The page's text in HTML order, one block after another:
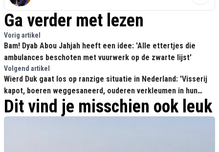
Ga verder met lezen
Vorig artikel
Bam! Dyab Abou Jahjah heeft een idee: 'Alle ettertjes die
ambulances beschoten met vuurwerk op de zwarte lijst'
Volgend artikel
Wierd Duk gaat los op ranzige situatie in Nederland: 'Visserij
kapot, boeren weggesaneerd, ouderen verkleumen in hun
huizen'
Dit vind je misschien ook leuk